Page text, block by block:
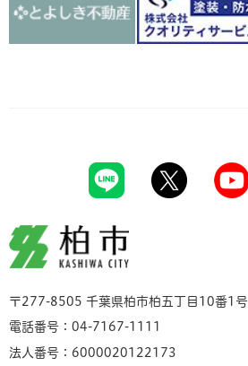
柏市
〒277-8505 千葉県柏市柏五丁目10番1号
電話番号：04-7167-1111
法人番号：6000020122173